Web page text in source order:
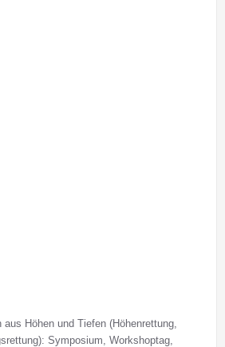
Höhen und Tiefen (Höhenrettung,
Symposium, Workshoptag,